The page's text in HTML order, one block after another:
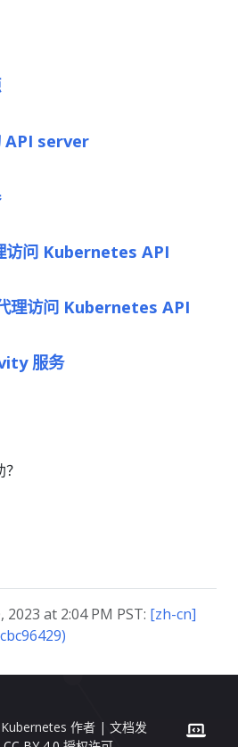
API server
访问 Kubernetes API
理访问 Kubernetes API
服务
at 2:04 PM PST: [zh-cn]
作者 | 文档发